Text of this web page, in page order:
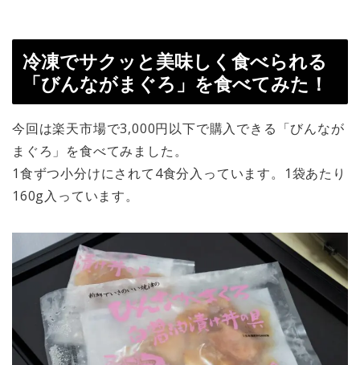
冷凍でサクッと美味しく食べられる
「びんながまぐろ」を食べてみた！
今回は楽天市場で3,000円以下で購入できる「びんなが
まぐろ」を食べてみました。
1食ずつ小分けにされて4食分入っています。1袋あたり
160g入っています。